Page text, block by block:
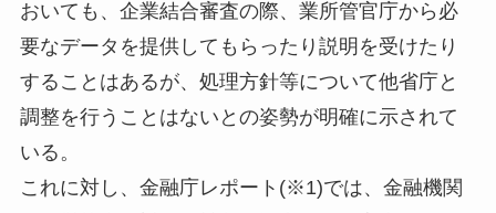
おいても、企業結合審査の際、業所管官庁から必
要なデータを提供してもらったり説明を受けたり
することはあるが、処理方針等について他省庁と
調整を行うことはないとの姿勢が明確に示されて
いる。
これに対し、金融庁レポート(※1)では、金融機関